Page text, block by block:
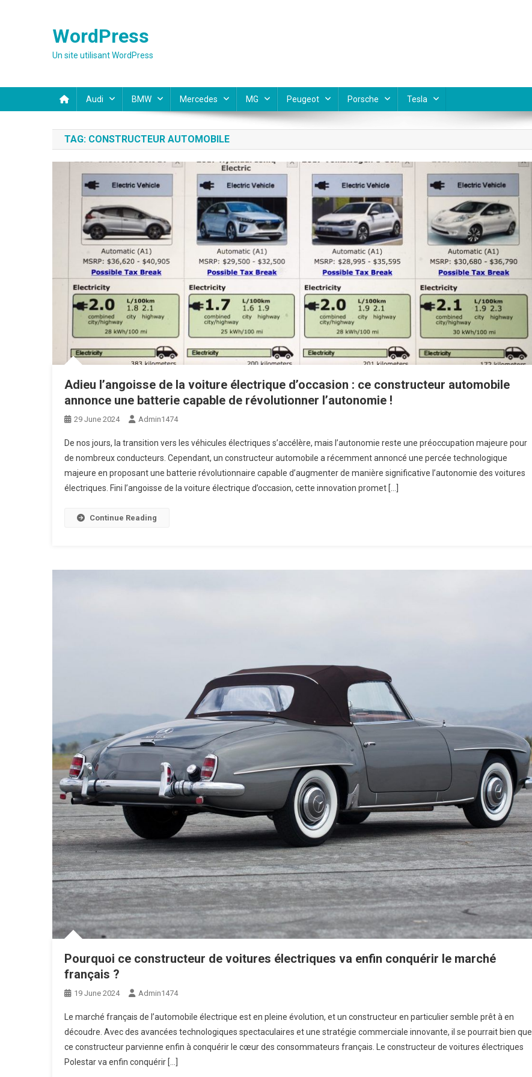
WordPress
Un site utilisant WordPress
Audi BMW Mercedes MG Peugeot Porsche Tesla
TAG: CONSTRUCTEUR AUTOMOBILE
Adieu l’angoisse de la voiture électrique d’occasion : ce constructeur automobile
annonce une batterie capable de révolutionner l’autonomie !
29 June 2024 Admin1474
De nos jours, la transition vers les véhicules électriques s’accélère, mais l’autonomie reste une préoccupation majeure pour
de nombreux conducteurs. Cependant, un constructeur automobile a récemment annoncé une percée technologique
majeure en proposant une batterie révolutionnaire capable d’augmenter de manière significative l’autonomie des voitures
électriques. Fini l’angoisse de la voiture électrique d’occasion, cette innovation promet […]
Continue Reading
Pourquoi ce constructeur de voitures électriques va enfin conquérir le marché
français ?
19 June 2024 Admin1474
Le marché français de l’automobile électrique est en pleine évolution, et un constructeur en particulier semble prêt à en
découdre. Avec des avancées technologiques spectaculaires et une stratégie commerciale innovante, il se pourrait bien que
ce constructeur parvienne enfin à conquérir le cœur des consommateurs français. Le constructeur de voitures électriques
Polestar va enfin conquérir […]